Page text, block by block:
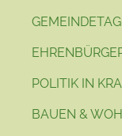
POLITIK IN
BAUEN &